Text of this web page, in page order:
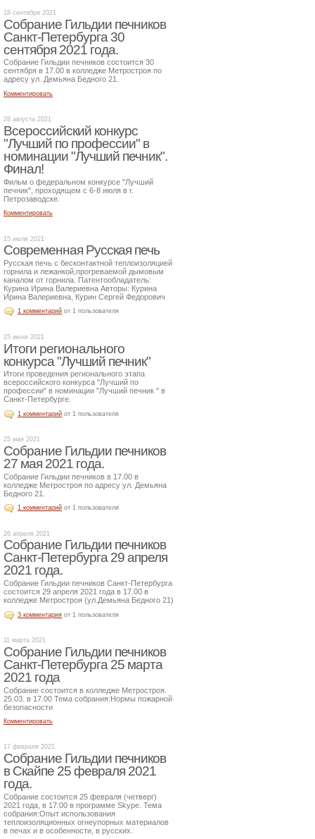
18 сентября 2021
Собрание Гильдии печников
Санкт-Петербурга 30
сентября 2021 года.
Собрание Гильдии печников состоится 30
сентября в 17.00 в колледже Метростроя по
адресу ул. Демьяна Бедного 21.
Комментировать
28 августа 2021
Всероссийский конкурс
"Лучший по профессии" в
номинации "Лучший печник".
Финал!
Фильм о федеральном конкурсе "Лучший
печник", проходящем с 6-8 июля в г.
Петрозаводске.
Комментировать
15 июля 2021
Современная Русская печь
Русская печь с бесконтактной теплоизоляцией
горнила и лежанкой,прогреваемой дымовым
каналом от горнила. Патентообладатель:
Курина Ирина Валериевна Авторы: Курина
Ирина Валериевна, Курин Сергей Федорович
1 комментарий от 1 пользователя
25 июня 2021
Итоги регионального
конкурса "Лучший печник"
Итоги проведения регионального этапа
всероссийского конкурса "Лучший по
профессии" в номинации "Лучший печник " в
Санкт-Петербурге.
1 комментарий от 1 пользователя
25 мая 2021
Собрание Гильдии печников
27 мая 2021 года.
Собрание Гильдии печников в 17.00 в
колледже Метростроя по адресу ул. Демьяна
Бедного 21.
1 комментарий от 1 пользователя
26 апреля 2021
Собрание Гильдии печников
Санкт-Петербурга 29 апреля
2021 года.
Собрание Гильдии печников Санкт-Петербурга
состоится 29 апреля 2021 года в 17.00 в
колледже Метростроя (ул.Демьяна Бедного 21)
3 комментария от 1 пользователя
11 марта 2021
Собрание Гильдии печников
Санкт-Петербурга 25 марта
2021 года
Собрание состоится в колледже Метростроя.
25.03. в 17.00 Тема собрания:Нормы пожарной
безопасности
Комментировать
17 февраля 2021
Собрание Гильдии печников
в Скайпе 25 февраля 2021
года.
Собрание состоится 25 февраля (четверг)
2021 года, в 17:00 в программе Skype. Тема
собрания:Опыт использования
теплоизоляционных огнеупорных материалов
в печах и в особенности, в русских.